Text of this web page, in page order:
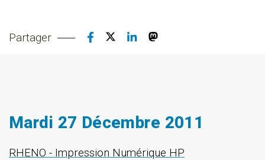
Partager
Mardi 27 Décembre 2011
RHENO - Impression Numérique HP